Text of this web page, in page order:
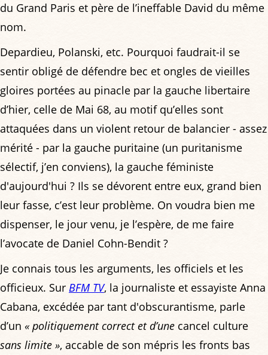
du Grand Paris et père de l’ineffable David du même
nom.
Depardieu, Polanski, etc. Pourquoi faudrait-il se
sentir obligé de défendre bec et ongles de vieilles
gloires portées au pinacle par la gauche libertaire
d’hier, celle de Mai 68, au motif qu’elles sont
attaquées dans un violent retour de balancier - assez
mérité - par la gauche puritaine (un puritanisme
sélectif, j’en conviens), la gauche féministe
d'aujourd'hui ? Ils se dévorent entre eux, grand bien
leur fasse, c’est leur problème. On voudra bien me
dispenser, le jour venu, je l’espère, de me faire
l’avocate de Daniel Cohn-Bendit ?
Je connais tous les arguments, les officiels et les
officieux. Sur BFM TV, la journaliste et essayiste Anna
Cabana, excédée par tant d'obscurantisme, parle
d’un « politiquement correct et d’une cancel culture
sans limite », accable de son mépris les fronts bas